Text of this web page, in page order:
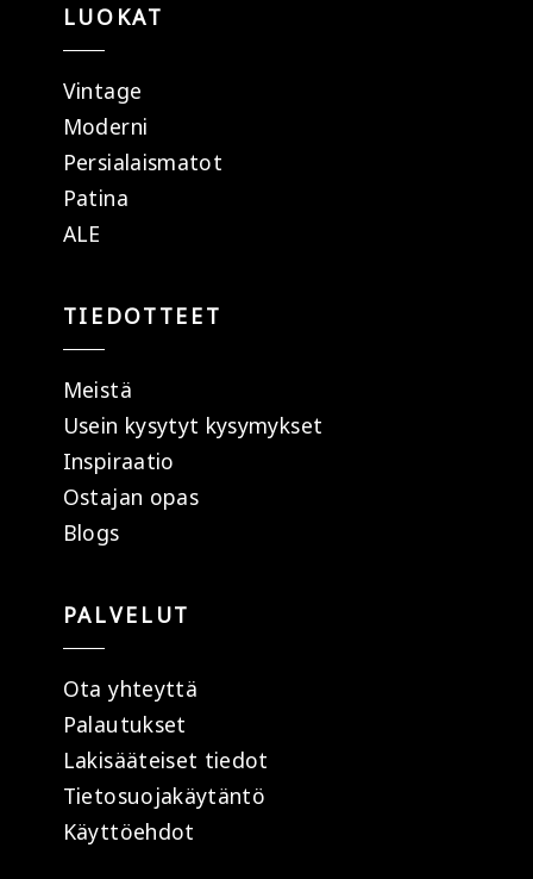
LUOKAT
Vintage
Moderni
Persialaismatot
Patina
ALE
TIEDOTTEET
Meistä
Usein kysytyt kysymykset
Inspiraatio
Ostajan opas
Blogs
PALVELUT
Ota yhteyttä
Palautukset
Lakisääteiset tiedot
Tietosuojakäytäntö
Käyttöehdot